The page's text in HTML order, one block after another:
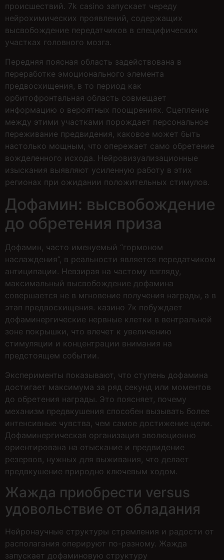
происшествий. 7k casino запускает череду
нейрохимических проявлений, содержащих
высвобождение передатчиков в специфических
участках головного мозга.
Передняя поясная область задействована в
переработке эмоционального элемента
предвосхищения, в то период как
орбитофронтальная область совмещает
информацию о вероятных поощрениях. Сцепление
между этими участками порождает персональное
переживание предвидения, каковое может быть
настолько мощным, что опережает само обретение
вожделенного исхода. Нейровизуализационные
изыскания выявляют усиленную работу в этих
регионах при ожидании положительных стимулов.
Дофамин: высвобождение
до обретения приза
Дофамин, часто именуемый “гормоном
наслаждения”, в реальности является передатчиком
антиципации. Невзирая на частому взгляду,
максимальный высвобождение дофамина
совершается не в мгновение получения награды, а в
этап предвосхищения. казино 7к побуждает
дофаминергические нервные клетки в вентральной
зоне покрышки, что влечет к увеличению
стимуляции и концентрации внимания на
предстоящем событии.
Эксперименты показывают, что ступень дофамина
достигает максимума за ряд секунд или моментов
до обретения награды. Это поясняет, почему
механизм предвкушения способен вызывать более
интенсивные чувства, чем самое достижение цели.
Дофаминергическая организация эволюционно
ориентирована на отыскание и предвидение
резервов, нужных для выживания, что делает
предвкушение природно ключевым ходом.
Жажда приобрести versus
удовольствие от обладания
Нейронаучные структуры стремления и радости от
располагания оперируют по-разному. Жажда
запускает дофаминовую структуру